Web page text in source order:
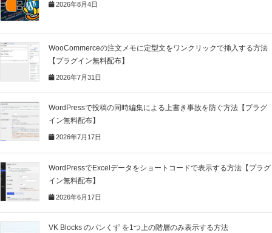
2026年8月4日
WooCommerceの注文メモに定型文をワンクリックで挿入する方法
【プラグイン無料配布】
2026年7月31日
WordPressで投稿の同時編集による上書き事故を防ぐ方法【プラグ
イン無料配布】
2026年7月17日
WordPressでExcelデータをショートコードで表示する方法【プラグ
イン無料配布】
2026年6月17日
VK Blocks のパンくず を1つ上の階層のみ表示する方法